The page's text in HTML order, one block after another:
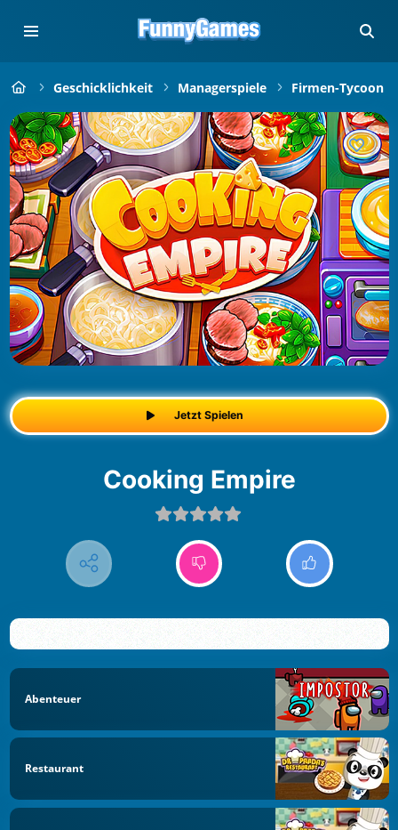
Geschicklichkeit Managerspiele Firmen-Tycoon
Jetzt Spielen
Cooking Empire
Abenteuer
Restaurant